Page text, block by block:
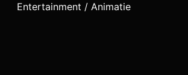
Entertainment / Animatie